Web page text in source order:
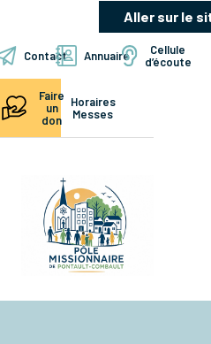
Aller sur le
Contact Annuaire
Cellule
d’écoute
Faire
un
don
Horaires
Messes